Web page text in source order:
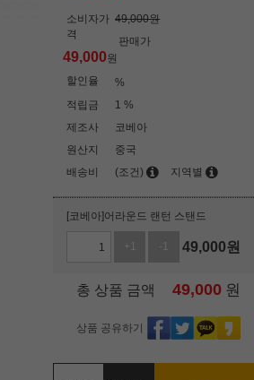
소비자가
격
49,000원
판매가
49,000원
할인율
%
적립금
1 %
제조사
코베아
원산지
중국
배송비
(조건) 지역별
[코베아]어라운드 랜턴 스탠드
+1 -1 49,000원
총 상품 금액 49,000 원
상품 공유하기